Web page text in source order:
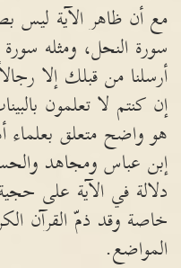
مع أن ظاهر الآية ليس
سورة النحل، ومثله سورة
أرسلنا من قبلك إلا
إن كنتم لا تعلمون
هو واضح متعلق
إبن عباس ومجاهد
دلالة في الآية على
خاصة وقد ذمّ القرآن
المواضع.